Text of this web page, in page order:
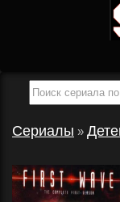
Сериалы »